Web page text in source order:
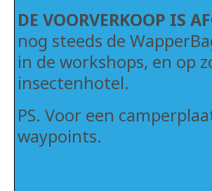
DE VOORVERKOOP IS
nog steeds de
in de workshops, en op
insectenhotel.
PS. Voor een
waypoints.